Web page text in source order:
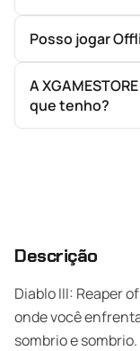
Posso jogar
A
que tenho?
Descrição
Diablo III: Reaper
onde você
sombrio e